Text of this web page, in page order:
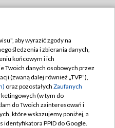
TVP
zgody
aby wyrazić zgody na
śledzenia i zbierania danych,
końcowym i ich
Twoich danych osobowych przez
(zwaną dalej również „TVP”),
oraz pozostałych Zaufanych
(w tym do
do Twoich zainteresowań i
które wskazujemy poniżej, a
identyfikatora PPID do Google.